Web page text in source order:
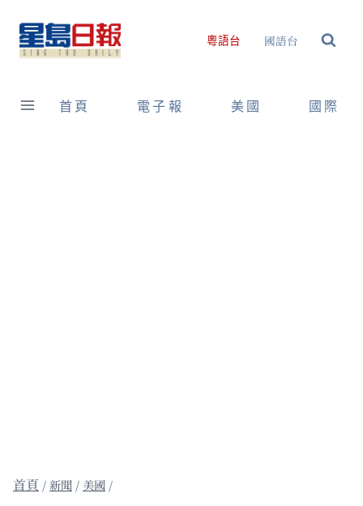
content
粵語台 國語台
首頁 電子報 美國 國際
/新聞 / 美國 /